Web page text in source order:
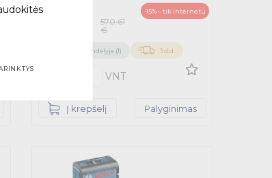
485.02
570.61
€
-15% – tik internetu
Turime sandėlyje (1) 3 d.d.
VNT
Į krepšelį Palyginimas